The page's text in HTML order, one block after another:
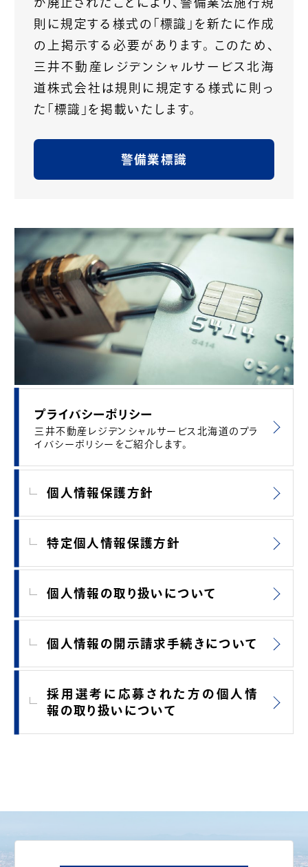
プライバシーポリシー
三井不動産レジデンシャルサービス北海道のプラ
イバシーポリシーをご紹介します。
個人情報保護方針
特定個人情報保護方針
個人情報の取り扱いについて
個人情報の開示請求手続きについて
採用選考に応募された方の個人情
報の取り扱いについて
則に規定する様式の「標識」を新たに作成
の上掲示する必要があります。 このため、
三井不動産レジデンシャルサービス北海
道株式会社は規則に規定する様式に則っ
た「標識」を掲載いたします。
警備業標識